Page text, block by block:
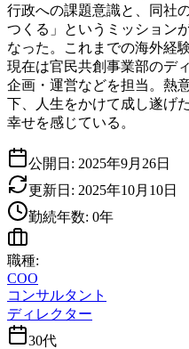
行政への課題意識と、同社
つくる」というミッション
なった。これまでの海外経
現在は官民共創事業部のデ
企画・運営などを担当。熱
下、人生をかけて成し遂げ
幸せを感じている。
公開日: 2025年9月26日
更新日: 2025年10月10日
勤続年数: 0年
職種:
COO
コンサルタント
ディレクター
30代